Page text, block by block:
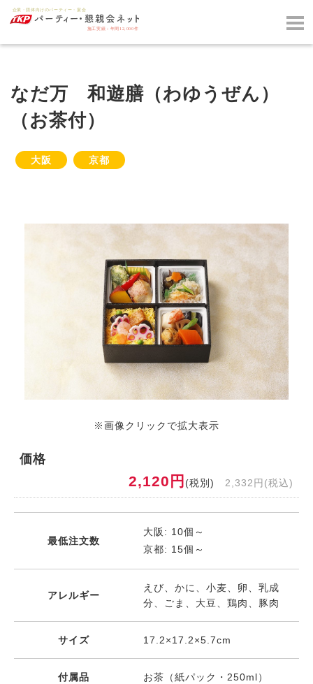
なだ万 和遊膳（わゆうぜん）
（お茶付）
大阪 京都
※画像クリックで拡大表示
価格
2,120円 (税別) 2,332円(税込)
最低注文数
大阪: 10個～
京都: 15個～
アレルギー
えび、かに、小麦、卵、乳成
分、ごま、大豆、鶏肉、豚肉
サイズ 17.2×17.2×5.7cm
付属品 お茶（紙パック・250ml）